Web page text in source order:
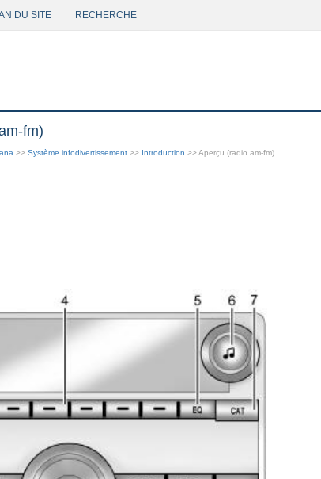
DU SITE RECHERCHE
fm)
>> Système infodivertissement >> Introduction >> Aperçu (radio am-fm)